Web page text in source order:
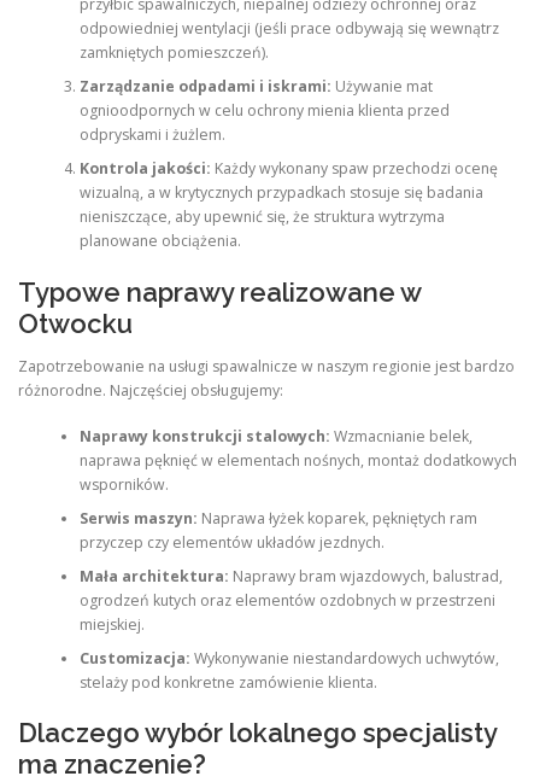
przyłbic spawalniczych, niepalnej odzieży ochronnej oraz
odpowiedniej wentylacji (jeśli prace odbywają się wewnątrz
zamkniętych pomieszczeń).
Zarządzanie odpadami i iskrami: Używanie mat
ognioodpornych w celu ochrony mienia klienta przed
odpryskami i żużlem.
Kontrola jakości: Każdy wykonany spaw przechodzi ocenę
wizualną, a w krytycznych przypadkach stosuje się badania
nieniszczące, aby upewnić się, że struktura wytrzyma
planowane obciążenia.
Typowe naprawy realizowane w
Otwocku
Zapotrzebowanie na usługi spawalnicze w naszym regionie jest bardzo
różnorodne. Najczęściej obsługujemy:
Naprawy konstrukcji stalowych: Wzmacnianie belek,
naprawa pęknięć w elementach nośnych, montaż dodatkowych
wsporników.
Serwis maszyn: Naprawa łyżek koparek, pękniętych ram
przyczep czy elementów układów jezdnych.
Mała architektura: Naprawy bram wjazdowych, balustrad,
ogrodzeń kutych oraz elementów ozdobnych w przestrzeni
miejskiej.
Customizacja: Wykonywanie niestandardowych uchwytów,
stelaży pod konkretne zamówienie klienta.
Dlaczego wybór lokalnego specjalisty
ma znaczenie?